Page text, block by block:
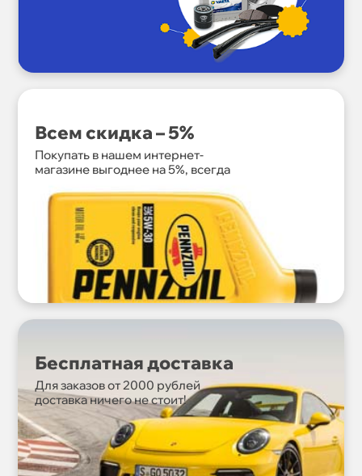
Всем скидка – 5%
Покупать в нашем интернет-
магазине выгоднее на 5%, всегда
Бесплатная доставка
Для заказов от 2000 рублей
доставка ничего не стоит!